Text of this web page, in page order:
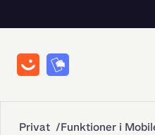
Privat